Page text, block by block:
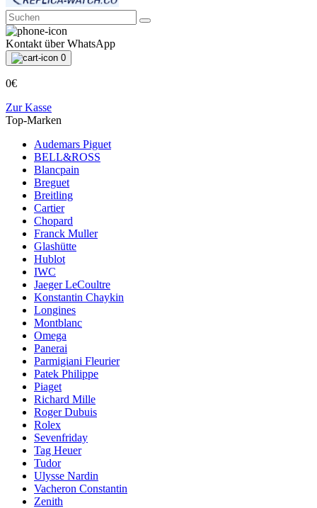
Kontakt über WhatsApp
0
0€
Zur Kasse
Top-Marken
Audemars Piguet
BELL&ROSS
Blancpain
Breguet
Breitling
Cartier
Chopard
Franck Muller
Glashütte
Hublot
IWC
Jaeger LeCoultre
Konstantin Chaykin
Longines
Montblanc
Omega
Panerai
Parmigiani Fleurier
Patek Philippe
Piaget
Richard Mille
Roger Dubuis
Rolex
Sevenfriday
Tag Heuer
Tudor
Ulysse Nardin
Vacheron Constantin
Zenith